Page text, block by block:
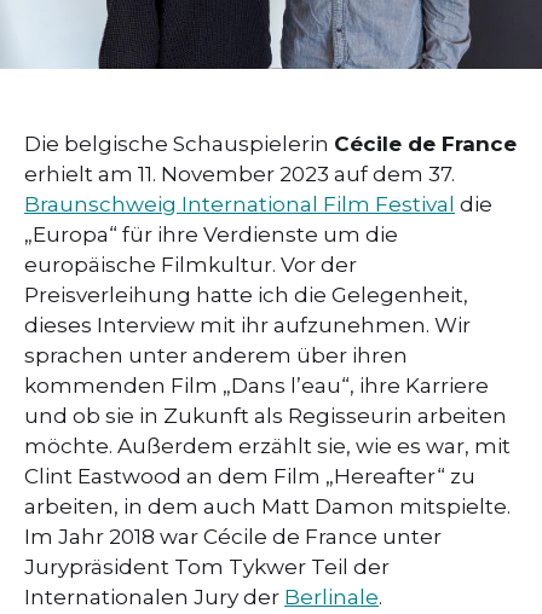
Die belgische Schauspielerin Cécile de France
erhielt am 11. November 2023 auf dem 37.
Braunschweig International Film Festival die
„Europa“ für ihre Verdienste um die
europäische Filmkultur. Vor der
Preisverleihung hatte ich die Gelegenheit,
dieses Interview mit ihr aufzunehmen. Wir
sprachen unter anderem über ihren
kommenden Film „Dans l’eau“, ihre Karriere
und ob sie in Zukunft als Regisseurin arbeiten
möchte. Außerdem erzählt sie, wie es war, mit
Clint Eastwood an dem Film „Hereafter“ zu
arbeiten, in dem auch Matt Damon mitspielte.
Im Jahr 2018 war Cécile de France unter
Jurypräsident Tom Tykwer Teil der
Internationalen Jury der Berlinale.